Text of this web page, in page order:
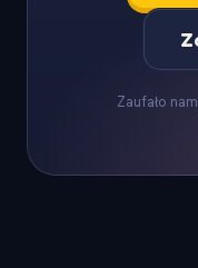
Zaufało